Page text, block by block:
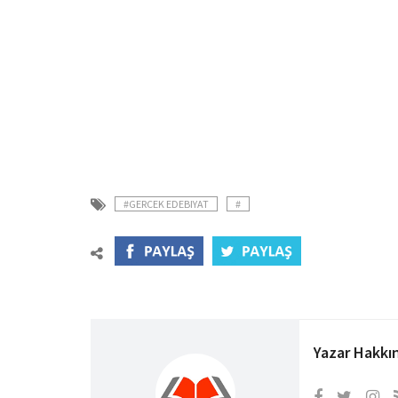
#GERCEK EDEBIYAT #
Yazar